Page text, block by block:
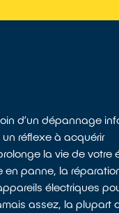
d’un dépannage
réflexe à acquérir
la vie de votre
en panne, la
électriques
assez, la plupart